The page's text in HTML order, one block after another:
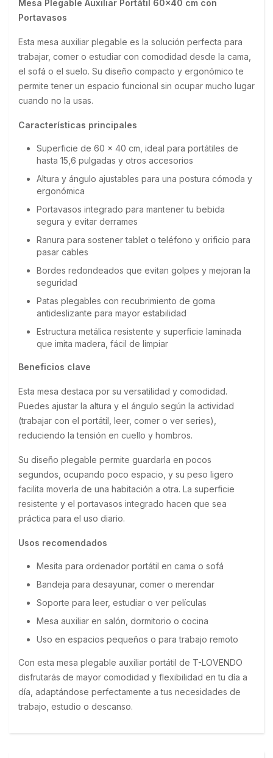
Mesa Plegable Auxiliar Portátil 60x40 cm con
Portavasos
Esta mesa auxiliar plegable es la solución perfecta para
trabajar, comer o estudiar con comodidad desde la cama,
el sofá o el suelo. Su diseño compacto y ergonómico te
permite tener un espacio funcional sin ocupar mucho lugar
cuando no la usas.
Características principales
Superficie de 60 x 40 cm, ideal para portátiles de
hasta 15,6 pulgadas y otros accesorios
Altura y ángulo ajustables para una postura cómoda y
ergonómica
Portavasos integrado para mantener tu bebida
segura y evitar derrames
Ranura para sostener tablet o teléfono y orificio para
pasar cables
Bordes redondeados que evitan golpes y mejoran la
seguridad
Patas plegables con recubrimiento de goma
antideslizante para mayor estabilidad
Estructura metálica resistente y superficie laminada
que imita madera, fácil de limpiar
Beneficios clave
Esta mesa destaca por su versatilidad y comodidad.
Puedes ajustar la altura y el ángulo según la actividad
(trabajar con el portátil, leer, comer o ver series),
reduciendo la tensión en cuello y hombros.
Su diseño plegable permite guardarla en pocos
segundos, ocupando poco espacio, y su peso ligero
facilita moverla de una habitación a otra. La superficie
resistente y el portavasos integrado hacen que sea
práctica para el uso diario.
Usos recomendados
Mesita para ordenador portátil en cama o sofá
Bandeja para desayunar, comer o merendar
Soporte para leer, estudiar o ver películas
Mesa auxiliar en salón, dormitorio o cocina
Uso en espacios pequeños o para trabajo remoto
Con esta mesa plegable auxiliar portátil de T-LOVENDO
disfrutarás de mayor comodidad y flexibilidad en tu día a
día, adaptándose perfectamente a tus necesidades de
trabajo, estudio o descanso.